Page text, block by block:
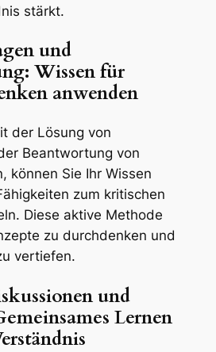
stärkt.
und
Wissen für
anwenden
der Lösung von
Beantwortung von
können Sie Ihr Wissen
zum kritischen
Diese aktive Methode
zu durchdenken und
vertiefen.
und
Lernen